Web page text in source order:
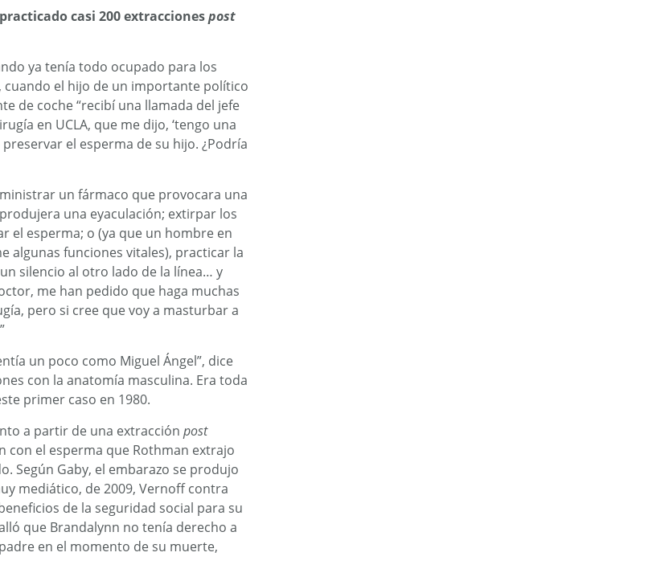
casi 200 extraccionespost
ya tenía todo ocupado para los
cuando el hijo de un importante político
de coche “recibí una llamada del jefe
en UCLA, que me dijo, ‘tengo una
el esperma de su hijo. ¿Podría
un fármaco que provocara una
una eyaculación; extirpar los
el esperma; o (ya que un hombre en
algunas funciones vitales), practicar la
silencio al otro lado de la línea… y
me han pedido que haga muchas
pero si cree que voy a masturbar a
un poco como Miguel Ángel”, dice
con la anatomía masculina. Era toda
primer caso en 1980.
a partir de una extracción post
con el esperma que Rothman extrajo
Según Gaby, el embarazo se produjo
mediático, de 2009, Vernoff contra
de la seguridad social para su
que Brandalynn no tenía derecho a
en el momento de su muerte,